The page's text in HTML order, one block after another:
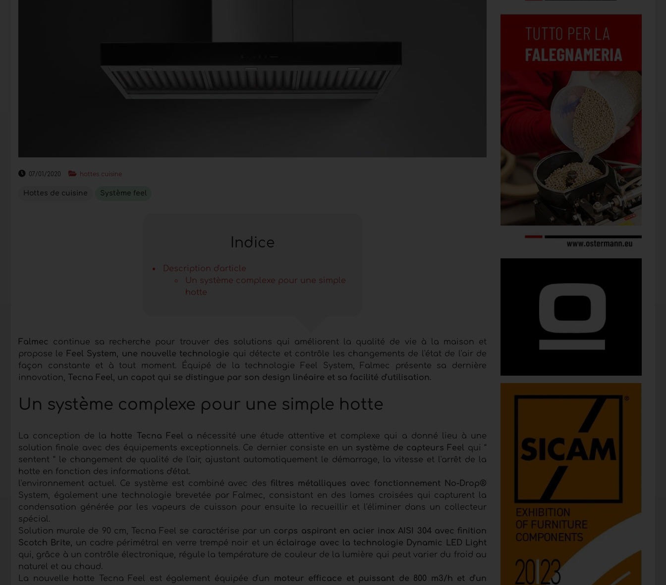
07/01/2020 hottes cuisine
Hottes de cuisine Système feel
Indice
Description d'article
Un système complexe pour une simple
hotte
Falmec
continue sa recherche pour trouver des solutions qui améliorent la qualité de vie à la maison et
propose le Feel System, une nouvelle technologie qui détecte et contrôle les changements de l'état de l'air de
façon constante et à tout moment. Équipé de la technologie Feel System, Falmec présente sa dernière
innovation, Tecna Feel, un capot qui se distingue par son design linéaire et sa facilité d'utilisation.
Un système complexe pour une simple hotte
La conception de la hotte Tecna Feel a nécessité une étude attentive et complexe qui a donné lieu à une
solution finale avec des équipements exceptionnels. Ce dernier consiste en un système de capteurs Feel qui “
sentent “ le changement de qualité de l'air, ajustant automatiquement le démarrage, la vitesse et l'arrêt de la
hotte en fonction des informations d'état.
l'environnement actuel. Ce système est combiné avec desfiltres métalliques avec fonctionnement No-Drop®
System, également une technologie brevetée par Falmec, consistant en des lames croisées qui capturent la
condensation générée par les vapeurs de cuisson pour ensuite la recueillir et l'éliminer dans un collecteur
spécial.
Solution murale de 90 cm, Tecna Feel se caractérise par un corps aspirant en acier inox AISI 304 avec finition
Scotch Brite, un cadre périmétral en verre trempé noir et un éclairage avec la technologie Dynamic LED Light
qui, grâce à un contrôle électronique, régule la température de couleur de la lumière qui peut varier du froid au
naturel et au chaud.
La nouvelle hotte Tecna Feel est également équipée d'un moteur efficace et puissant de 800 m3/h et d'un